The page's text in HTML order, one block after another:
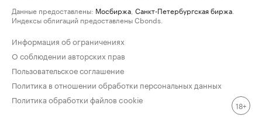
Данные предоставлены: Мосбиржа Санкт-Петербургская биржа
Индексы облигаций предоставлены Cbonds.
Информация об ограничениях
О соблюдении авторских прав
Пользовательское соглашение
Политика в отношении обработки персональных данных
Политика обработки файлов cookie
18+